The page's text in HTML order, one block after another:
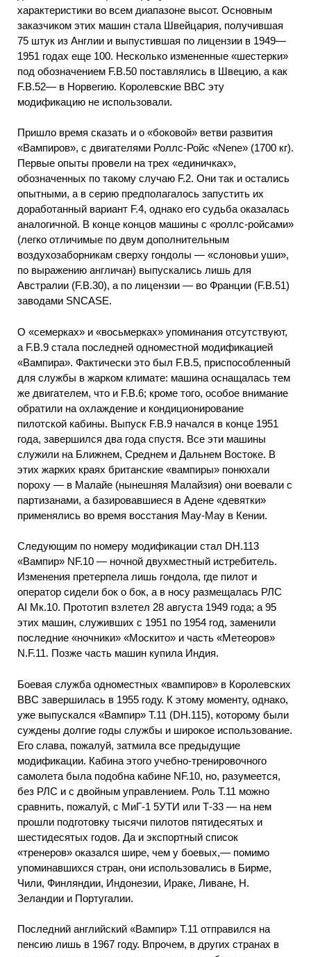
характеристики во всем диапазоне высот. Основным
заказчиком этих машин стала Швейцария, получившая
75 штук из Англии и выпустившая по лицензии в 1949—
1951 годах еще 100. Несколько измененные «шестерки»
под обозначением F.B.50 поставлялись в Швецию, а как
F.B.52— в Норвегию. Королевские ВВС эту
модификацию не использовали.
Пришло время сказать и о «боковой» ветви развития
«Вампиров», с двигателями Роллс-Ройс «Nene» (1700 кг).
Первые опыты провели на трех «единичках»,
обозначенных по такому случаю F.2. Они так и остались
опытными, а в серию предполагалось запустить их
доработанный вариант F.4, однако его судьба оказалась
аналогичной. В конце концов машины с «роллс-ройсами»
(легко отличимые по двум дополнительным
воздухозаборникам сверху гондолы — «слоновьи уши»,
по выражению англичан) выпускались лишь для
Австралии (F.B.30), а по лицензии — во Франции (F.B.51)
заводами SNCASE.
О «семерках» и «восьмерках» упоминания отсутствуют,
a F.B.9 стала последней одноместной модификацией
«Вампира». Фактически это был F.B.5, приспособленный
для службы в жарком климате: машина оснащалась тем
же двигателем, что и F.B.6; кроме того, особое внимание
обратили на охлаждение и кондиционирование
пилотской кабины. Выпуск F.B.9 начался в конце 1951
года, завершился два года спустя. Все эти машины
служили на Ближнем, Среднем и Дальнем Востоке. В
этих жарких краях британские «вампиры» понюхали
пороху — в Малайе (нынешняя Малайзия) они воевали с
партизанами, а базировавшиеся в Адене «девятки»
применялись во время восстания May-May в Кении.
Следующим по номеру модификации стал DH.113
«Вампир» NF.10 — ночной двухместный истребитель.
Изменения претерпела лишь гондола, где пилот и
оператор сидели бок о бок, а в носу размещалась РЛС
AI Мк.10. Прототип взлетел 28 августа 1949 года; а 95
этих машин, служивших с 1951 по 1954 год, заменили
последние «ночники» «Москито» и часть «Метеоров»
N.F.11. Позже часть машин купила Индия.
Боевая служба одноместных «вампиров» в Королевских
ВВС завершилась в 1955 году. К этому моменту, однако,
уже выпускался «Вампир» Т.11 (DH.115), которому были
суждены долгие годы службы и широкое использование.
Его слава, пожалуй, затмила все предыдущие
модификации. Кабина этого учебно-тренировочного
самолета была подобна кабине NF.10, но, разумеется,
без РЛС и с двойным управлением. Роль Т.11 можно
сравнить, пожалуй, с МиГ-1 5УТИ или Т-33 — на нем
прошли подготовку тысячи пилотов пятидесятых и
шестидесятых годов. Да и экспортный список
«тренеров» оказался шире, чем у боевых,— помимо
упоминавшихся стран, они использовались в Бирме,
Чили, Финляндии, Индонезии, Ираке, Ливане, Н.
Зеландии и Португалии.
Последний английский «Вампир» Т.11 отправился на
пенсию лишь в 1967 году. Впрочем, в других странах в